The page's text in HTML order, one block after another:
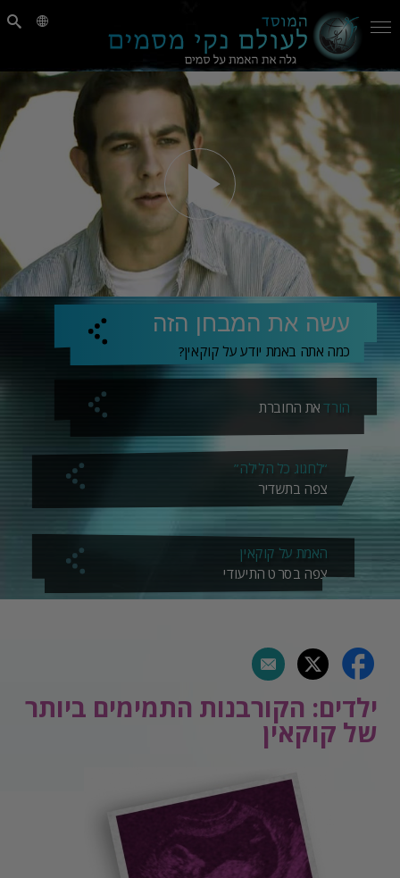
עשה את המבחן הזה
כמה אתה באמת יודע על קוקאין?
הורדאת החוברת
“לחגוג כל הלילה”
צפה בתשדיר
האמת על קוקאין
צפה בסרט התיעודי
ילדים: הקורבנות התמימים ביותר
של קוקאין